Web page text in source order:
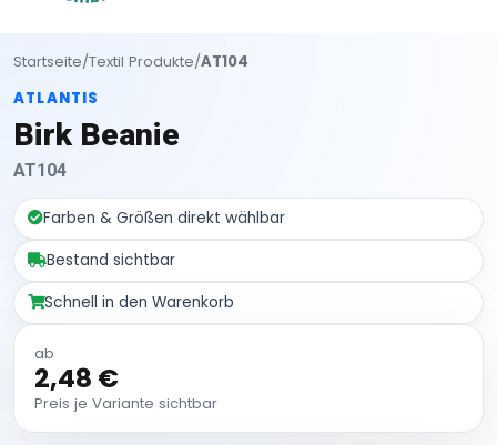
Startseite/Textil Produkte/AT104
ATLANTIS
Birk Beanie
AT104
Farben & Größen direkt wählbar
Bestand sichtbar
Schnell in den Warenkorb
ab
2,48 €
Preis je Variante sichtbar